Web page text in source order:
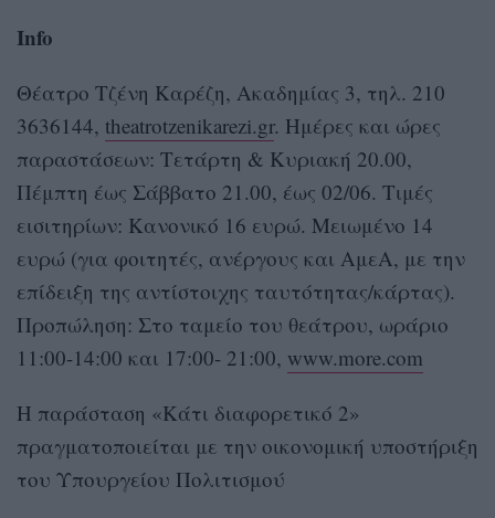
Info
Θέατρο Τζένη Καρέζη, Ακαδημίας 3, τηλ. 210
3636144, theatrotzenikarezi.gr. Ημέρες και ώρες
παραστάσεων: Τετάρτη & Κυριακή 20.00,
Πέμπτη έως Σάββατο 21.00, έως 02/06. Τιμές
εισιτηρίων: Κανονικό 16 ευρώ. Μειωμένο 14
ευρώ (για φοιτητές, ανέργους και ΑμεΑ, με την
επίδειξη της αντίστοιχης ταυτότητας/κάρτας).
Προπώληση: Στο ταμείο του θεάτρου, ωράριο
11:00-14:00 και 17:00- 21:00, www.more.com
H παράσταση «Κάτι διαφορετικό 2»
πραγματοποιείται με την οικονομική υποστήριξη
του Υπουργείου Πολιτισμού